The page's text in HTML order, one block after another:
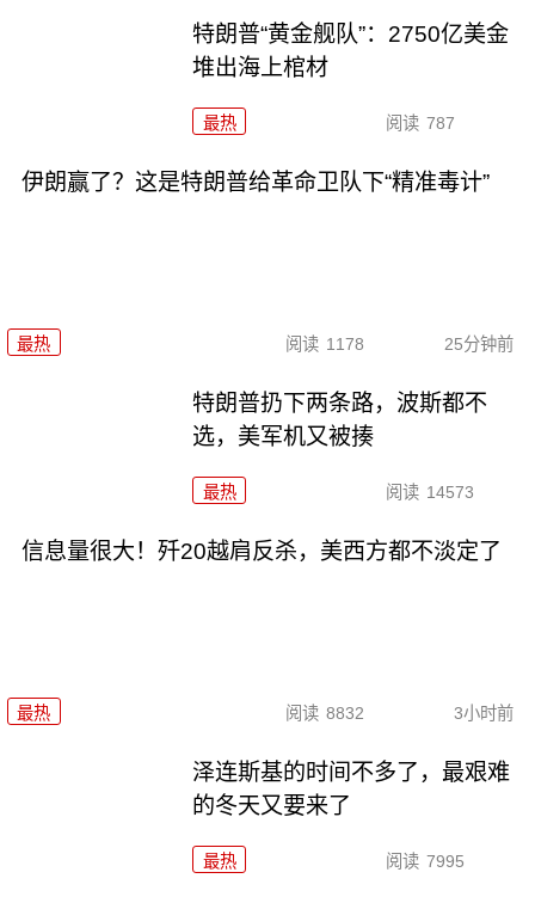
特朗普“黄金舰队”：2750亿美金
堆出海上棺材
最热 阅读 787
伊朗赢了？这是特朗普给革命卫队下“精准毒计”
最热 阅读 1178 25分钟前
特朗普扔下两条路，波斯都不
选，美军机又被揍
最热 阅读 14573
信息量很大！歼20越肩反杀，美西方都不淡定了
最热 阅读 8832 3小时前
泽连斯基的时间不多了，最艰难
的冬天又要来了
最热 阅读 7995